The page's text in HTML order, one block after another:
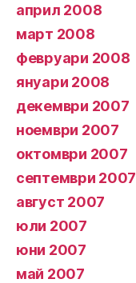
април 2008
март 2008
февруари 2008
януари 2008
декември 2007
ноември 2007
октомври 2007
септември 2007
август 2007
юли 2007
юни 2007
май 2007